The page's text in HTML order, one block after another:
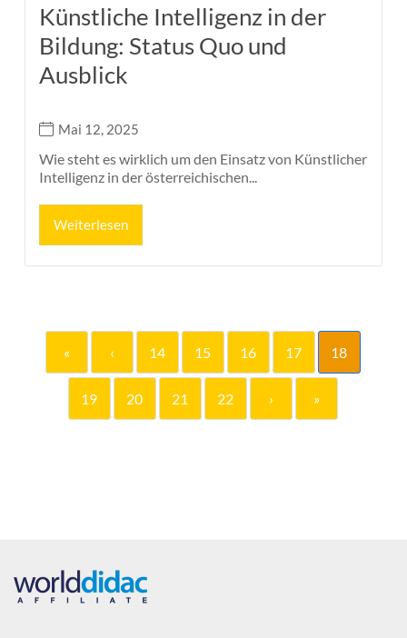
Künstliche Intelligenz in der
Bildung: Status Quo und
Ausblick
Mai 12, 2025
Wie steht es wirklich um den Einsatz von Künstlicher
Intelligenz in der österreichischen...
Weiterlesen
« ‹ 14 15 16 17 18
19 20 21 22 › »